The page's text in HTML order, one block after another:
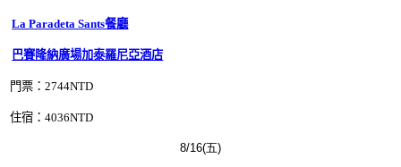
La Paradeta Sants餐廳
巴賽隆納廣場加泰羅尼亞酒店
門票：2744NTD
住宿：4036NTD
8/16(五)